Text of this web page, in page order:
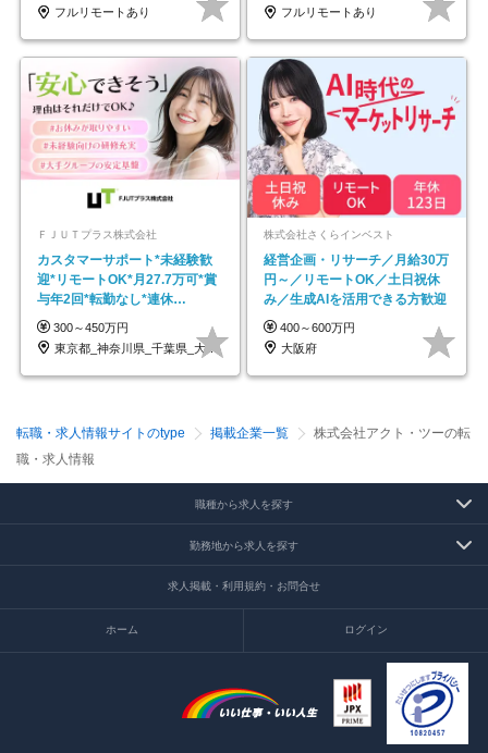
フルリモートあり
フルリモートあり
ＦＪＵＴプラス株式会社
カスタマーサポート*未経験歓
迎*リモートOK*月27.7万可*賞
与年2回*転勤なし*連休
OK/ZE010232
300～450万円
東京都_神奈川県_千葉県_大阪府_愛知県…
株式会社さくらインベスト
経営企画・リサーチ／月給30万
円～／リモートOK／土日祝休
み／生成AIを活用できる方歓迎
400～600万円
大阪府
転職・求人情報サイトのtype 掲載企業一覧
株式会社アクト・ツーの転
職・求人情報
職種から求人を探す
勤務地から求人を探す
求人掲載・利用規約・お問合せ
ホーム ログイン